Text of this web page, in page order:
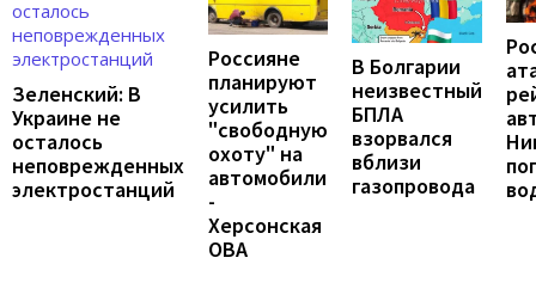
Зеленский: В
Украине не
осталось
неповрежденных
электростанций
Россияне
планируют
усилить
"свободную
охоту" на
автомобили
-
Херсонская
ОВА
В Болгарии
неизвестный
БПЛА
взорвался
вблизи
газопровода